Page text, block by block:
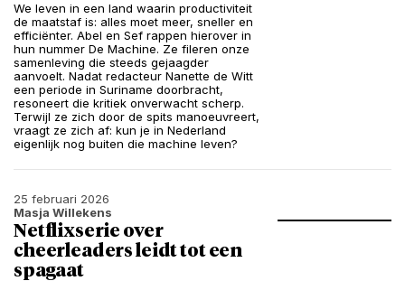
We leven in een land waarin productiviteit
de maatstaf is: alles moet meer, sneller en
efficiënter. Abel en Sef rappen hierover in
hun nummer De Machine. Ze fileren onze
samenleving die steeds gejaagder
aanvoelt. Nadat redacteur Nanette de Witt
een periode in Suriname doorbracht,
resoneert die kritiek onverwacht scherp.
Terwijl ze zich door de spits manoeuvreert,
vraagt ze zich af: kun je in Nederland
eigenlijk nog buiten die machine leven?
25 februari 2026
Masja Willekens
Netflixserie over
cheerleaders leidt tot een
spagaat